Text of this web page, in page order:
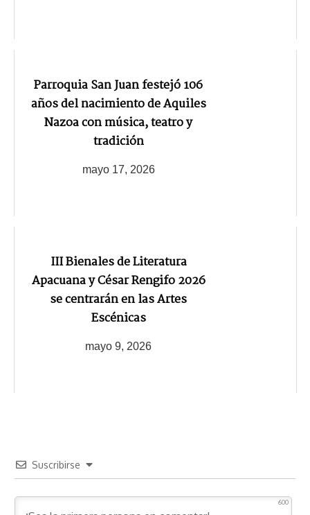
Parroquia San Juan festejó 106
años del nacimiento de Aquiles
Nazoa con música, teatro y
tradición
mayo 17, 2026
III Bienales de Literatura
Apacuana y César Rengifo 2026
se centrarán en las Artes
Escénicas
mayo 9, 2026
Suscribirse
600